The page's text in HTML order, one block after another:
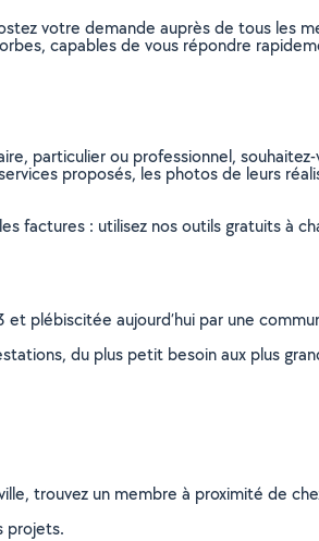
votre demande auprès de tous les
capables de vous répondre
particulier ou professionnel, souhaitez-
proposés, les photos de leurs
factures : utilisez nos outils gratuits à
plébiscitée aujourd’hui par une
du plus petit besoin aux plus
trouvez un membre à proximité de
projets.